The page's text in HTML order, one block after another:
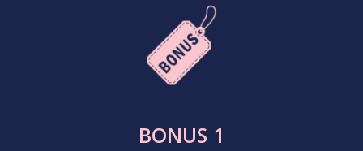
BONUS 1